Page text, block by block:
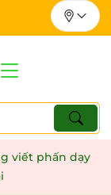
viết phấn dạy